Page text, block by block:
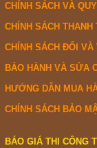
CHÍNH SÁCH VÀ
CHÍNH SÁCH THANH
CHÍNH SÁCH ĐỔI VÀ
BẢO HÀNH VÀ SỬA
HƯỚNG DẪN MUA
CHÍNH SÁCH BẢO
BÁO GIÁ THI CÔNG